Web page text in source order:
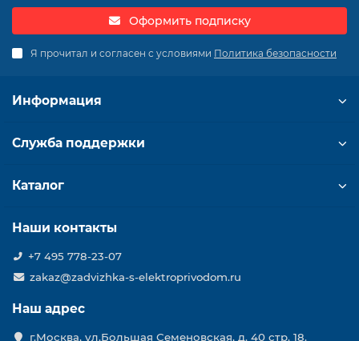
Оформить подписку
Я прочитал и согласен с условиями Политика безопасности
Информация
Служба поддержки
Каталог
Наши контакты
+7 495 778-23-07
zakaz@zadvizhka-s-elektroprivodom.ru
Наш адрес
г.Москва, ул.Большая Семеновская, д. 40 стр. 18.